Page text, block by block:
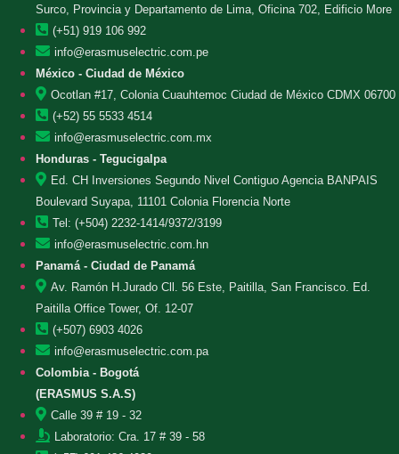
Surco, Provincia y Departamento de Lima, Oficina 702, Edificio More
(+51) 919 106 992
info@erasmuselectric.com.pe
México - Ciudad de México
Ocotlan #17, Colonia Cuauhtemoc Ciudad de México CDMX 06700
(+52) 55 5533 4514
info@erasmuselectric.com.mx
Honduras - Tegucigalpa
Ed. CH Inversiones Segundo Nivel Contiguo Agencia BANPAIS
Boulevard Suyapa, 11101 Colonia Florencia Norte
Tel: (+504) 2232-1414/9372/3199
info@erasmuselectric.com.hn
Panamá - Ciudad de Panamá
Av. Ramón H.Jurado Cll. 56 Este, Paitilla, San Francisco. Ed.
Paitilla Office Tower, Of. 12-07
(+507) 6903 4026
info@erasmuselectric.com.pa
Colombia - Bogotá
(ERASMUS S.A.S)
Calle 39 # 19 - 32
Laboratorio: Cra. 17 # 39 - 58